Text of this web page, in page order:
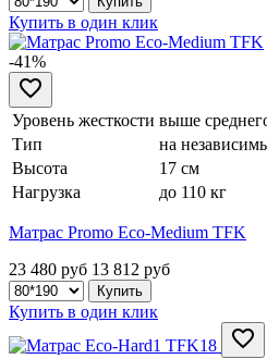
Купить в один клик
-41%
Уровень жесткости выше
Тип
на
Высота
17 см
Нагрузка
до 110 кг
Матрас Promo Eco-Medium TFK
23 480 руб 13 812 руб
Купить в один клик